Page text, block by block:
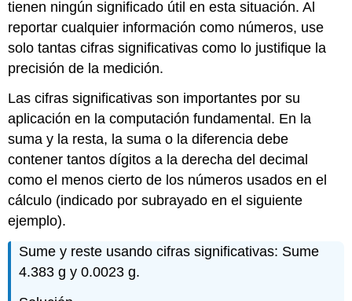
tienen ningún significado útil en esta situación. Al
reportar cualquier información como números, use
solo tantas cifras significativas como lo justifique la
precisión de la medición.
Las cifras significativas son importantes por su
aplicación en la computación fundamental. En la
suma y la resta, la suma o la diferencia debe
contener tantos dígitos a la derecha del decimal
como el menos cierto de los números usados en el
cálculo (indicado por subrayado en el siguiente
ejemplo).
Sume y reste usando cifras significativas: Sume
4.383 g y 0.0023 g.